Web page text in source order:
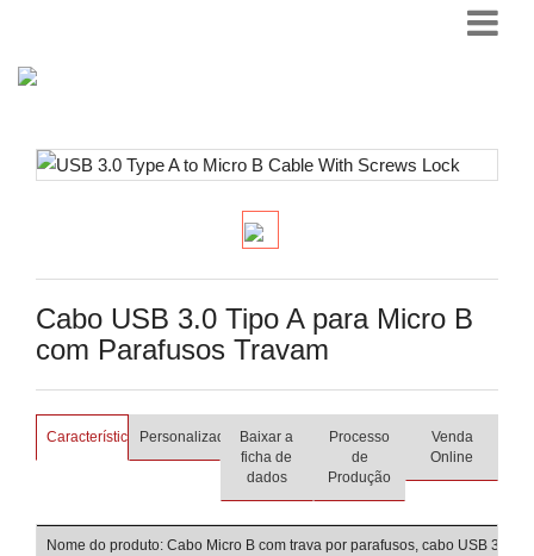
Cabo USB 3.0 Tipo A para Micro B
com Parafusos Travam
CaracterísticasPersonalizado
Baixar a
ficha de
dados
Processo
de
Produção
Venda
Online
Nome do produto: Cabo Micro B com trava por parafusos, cabo USB 3.0